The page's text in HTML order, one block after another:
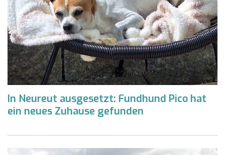
In Neureut ausgesetzt: Fundhund Pico hat
ein neues Zuhause gefunden